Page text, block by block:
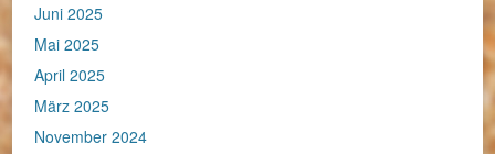
Juni 2025
Mai 2025
April 2025
März 2025
November 2024